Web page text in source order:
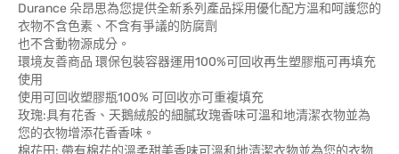
Durance 朵昂思為您提供全新系列產品採用優化配方溫和呵護您的
衣物不含色素、不含有爭議的防腐劑
也不含動物源成分。
環境友善商品 環保包裝容器運用100%可回收再生塑膠瓶可再填充
使用
使用可回收塑膠瓶100% 可回收亦可重複填充
玫瑰:具有花香、天鵝絨般的細膩玫瑰香味可溫和地清潔衣物並為
您的衣物增添花香香味。
棉花田: 帶有棉花的溫柔甜美香味可溫和地清潔衣物並為您的衣物